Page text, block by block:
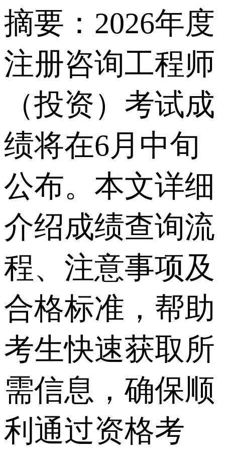
摘要：2026年度
注册咨询工程师
（投资）考试成
绩将在6月中旬
公布。本文详细
介绍成绩查询流
程、注意事项及
合格标准，帮助
考生快速获取所
需信息，确保顺
利通过资格考